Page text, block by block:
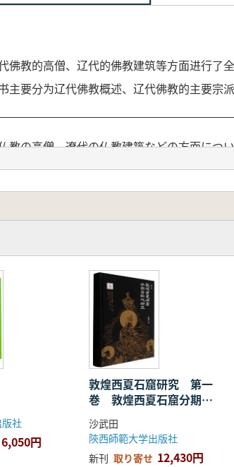
教的高僧、辽代的佛教建筑等方面进行了
要分为辽代佛教概述、辽代佛教的主要宗
の高僧、遼代の仏教建築などの方面につ
する遼代仏教文化研究の不足を補っていま
塔の五章に分かれています。
社
6,050円
敦煌西夏石窟研究 第一
巻 敦煌西夏石窟分期与
断代研究
沙武田
陝西師範大学出版社
新刊 取り寄せ 12,430円